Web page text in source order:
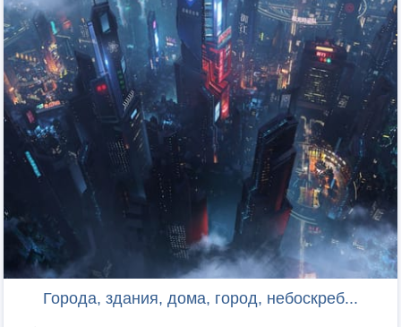
Города, здания, дома, город, небоскреб...